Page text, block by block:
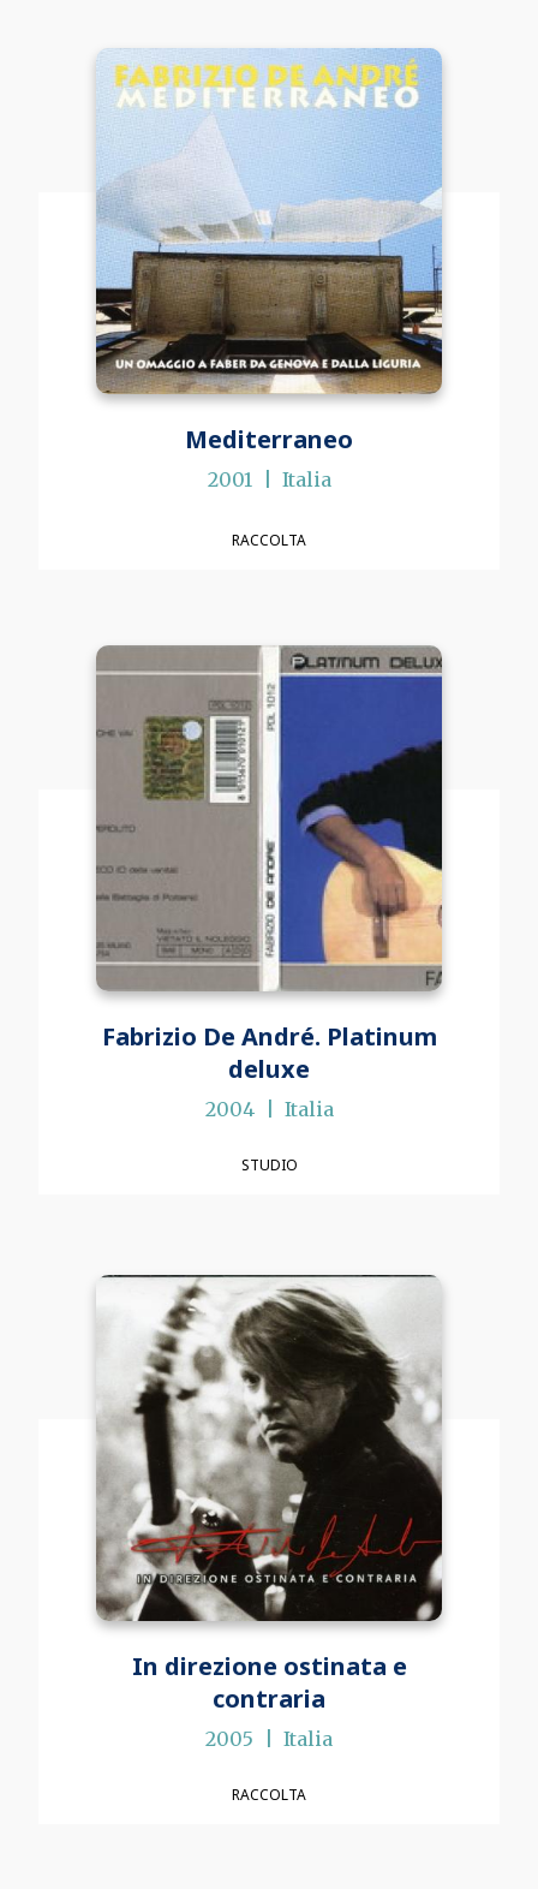
Mediterraneo
2001 Italia
RACCOLTA
Fabrizio De André. Platinum
deluxe
2004 Italia
STUDIO
In direzione ostinata e
contraria
2005 Italia
RACCOLTA